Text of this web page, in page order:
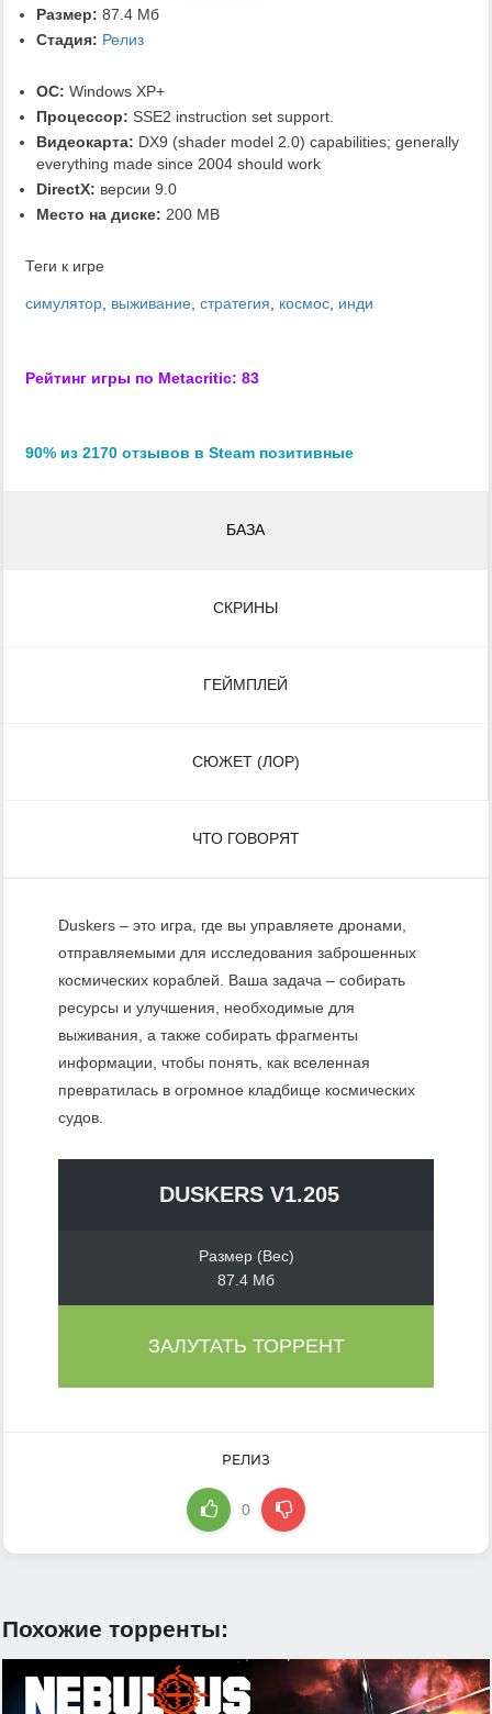
Размер: 87.4 Мб
Стадия: Релиз
ОС: Windows XP+
Процессор: SSE2 instruction set support.
Видеокарта: DX9 (shader model 2.0) capabilities; generally
everything made since 2004 should work
DirectX: версии 9.0
Место на диске: 200 MB
Теги к игре
симулятор выживание стратегия космос инди
Рейтинг игры по Metacritic: 83
90% из 2170 отзывов в Steam позитивные
БАЗА
СКРИНЫ
ГЕЙМПЛЕЙ
СЮЖЕТ (ЛОР)
ЧТО ГОВОРЯТ
Duskers – это игра, где вы управляете дронами,
отправляемыми для исследования заброшенных
космических кораблей. Ваша задача – собирать
ресурсы и улучшения, необходимые для
выживания, а также собирать фрагменты
информации, чтобы понять, как вселенная
превратилась в огромное кладбище космических
судов.
DUSKERS V1.205
Размер (Вес)
87.4 Мб
ЗАЛУТАТЬ ТОРРЕНТ
РЕЛИЗ
0
Похожие торренты: